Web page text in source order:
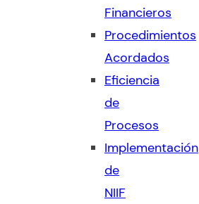
Financieros
Procedimientos
Acordados
Eficiencia
de
Procesos
Implementación
de
NIIF